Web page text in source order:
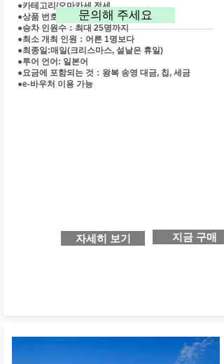
●카테고리/오마카세 전세
●상품 번호：o1013
●승차 인원수：최대 25명까지
●최소 개최 인원：어른 1명보다
●최종일:매일(크리스마스, 설날은 휴일)
●투어 언어: 일본어
●요금에 포함되는 것：왕복 송영 대금, 칩, 세금
​●e-바우처 이용 가능
문의해 주세요
자세히 보기 지금 구매